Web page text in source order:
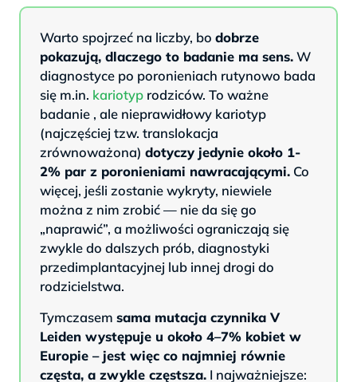
Warto spojrzeć na liczby, bo dobrze
pokazują, dlaczego to badanie ma sens.W
diagnostyce po poronieniach rutynowo bada
się m.in. kariotyp rodziców. To ważne
badanie , ale nieprawidłowy kariotyp
(najczęściej tzw. translokacja
zrównoważona) dotyczy jedynie około 1-
2% par z poronieniami nawracającymi. Co
więcej, jeśli zostanie wykryty, niewiele
można z nim zrobić — nie da się go
„naprawić”, a możliwości ograniczają się
zwykle do dalszych prób, diagnostyki
przedimplantacyjnej lub innej drogi do
rodzicielstwa.
Tymczasem sama mutacja czynnika V
Leiden występuje u około 4–7% kobiet w
Europie – jest więc co najmniej równie
częsta, a zwykle częstsza. I najważniejsze: